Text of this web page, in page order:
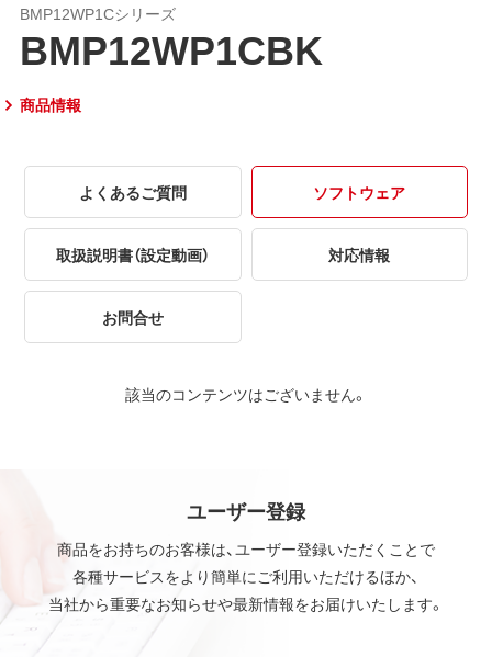
BMP12WP1Cシリーズ
BMP12WP1CBK
商品情報
よくあるご質問 ソフトウェア
取扱説明書（設定動画） 対応情報
お問合せ
該当のコンテンツはございません。
ユーザー登録
商品をお持ちのお客様は、ユーザー登録いただくことで
各種サービスをより簡単にご利用いただけるほか、
当社から重要なお知らせや最新情報をお届けいたします。